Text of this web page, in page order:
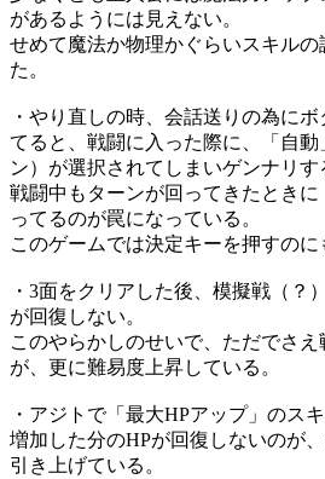
があるようには見えない。
せめて魔法か物理かぐらいスキル
た。
・やり直しの時、会話送りの為に
てると、戦闘に入った際に、「自
ン）が選択されてしまいゲンナリす
戦闘中もターンが回ってきたとき
ってるのが罠になっている。
このゲームでは決定キーを押すのに
・3面をクリアした後、模擬戦（？
が回復しない。
このやらかしのせいで、ただでさ
が、更に難易度上昇している。
・アジトで「最大HPアップ」のス
増加した分のHPが回復しないのが
引き上げている。